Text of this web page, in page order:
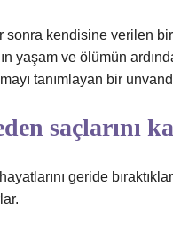
kendisine verilen bir
yaşam ve ölümün
tanımlayan bir
saçlarını
geride